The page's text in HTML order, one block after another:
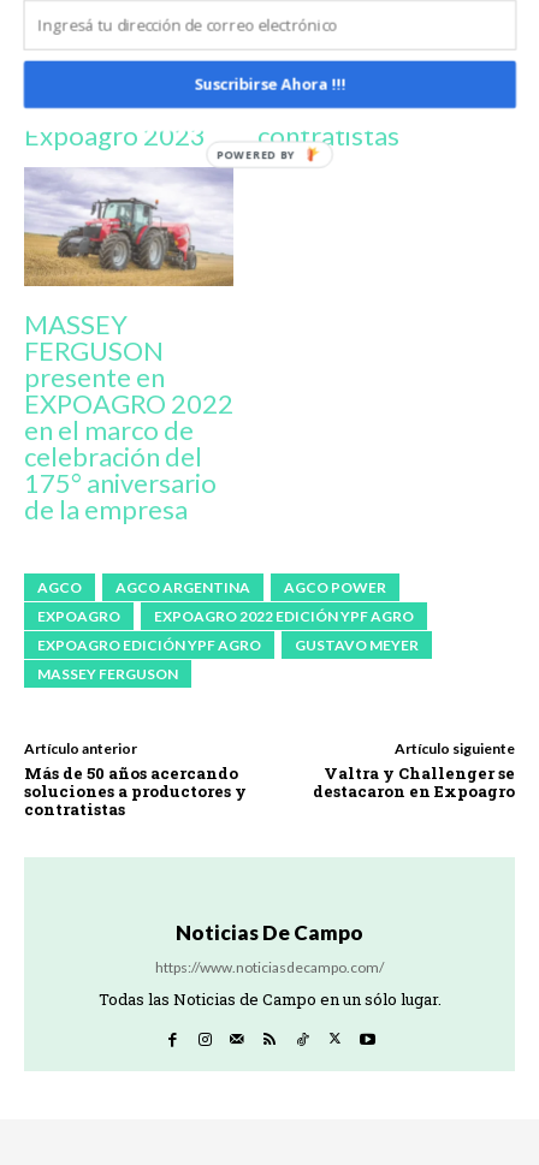
Massey Ferguson
exhibió sus
novedades más
destacadas en
Expoagro 2023
Más de 50 años
acercando
soluciones a
productores y
contratistas
MASSEY
FERGUSON
presente en
EXPOAGRO 2022
en el marco de
celebración del
175° aniversario
de la empresa
AGCO AGCO ARGENTINA
AGCO POWER
EXPOAGRO
EXPOAGRO 2022 EDICIÓN YPF AGRO
EXPOAGRO EDICIÓN YPF AGRO
GUSTAVO MEYER
MASSEY FERGUSON
Artículo anterior
Más de 50 años acercando
soluciones a productores y
contratistas
Artículo siguiente
Valtra y Challenger se
destacaron en Expoagro
Noticias De Campo
https://www.noticiasdecampo.com/
Todas las Noticias de Campo en un sólo lugar.
Suscribirse Ahora !!!